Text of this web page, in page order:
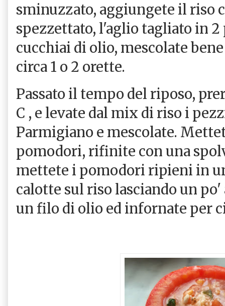
sminuzzato, aggiungete il riso
spezzettato, l'aglio tagliato in 2
cucchiai di olio, mescolate
circa 1 o 2 orette.
Passato il tempo del riposo,
C , e levate dal mix di riso i
Parmigiano e mescolate.
pomodori, rifinite con una
mettete i pomodori ripieni in
calotte sul riso lasciando un
un filo di olio ed infornate per